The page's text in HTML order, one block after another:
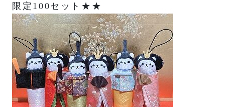
限定100セット★★